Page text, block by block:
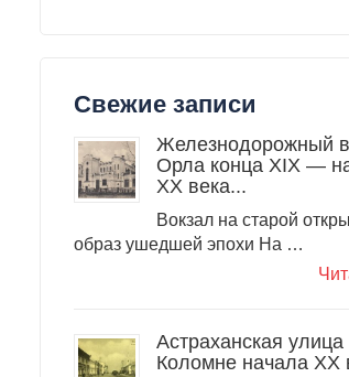
Свежие записи
Железнодорожный
Орла конца XIX —
XX века...
Вокзал на старой
образ ушедшей эпохи На …
Астраханская улица
Коломне начала XX